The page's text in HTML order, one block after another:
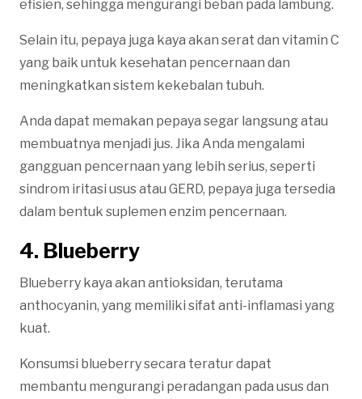
efisien, sehingga mengurangi beban pada lambung.
Selain itu, pepaya juga kaya akan serat dan vitamin C
yang baik untuk kesehatan pencernaan dan
meningkatkan sistem kekebalan tubuh.
Anda dapat memakan pepaya segar langsung atau
membuatnya menjadi jus. Jika Anda mengalami
gangguan pencernaan yang lebih serius, seperti
sindrom iritasi usus atau GERD, pepaya juga tersedia
dalam bentuk suplemen enzim pencernaan.
4. Blueberry
Blueberry kaya akan antioksidan, terutama
anthocyanin, yang memiliki sifat anti-inflamasi yang
kuat.
Konsumsi blueberry secara teratur dapat
membantu mengurangi peradangan pada usus dan